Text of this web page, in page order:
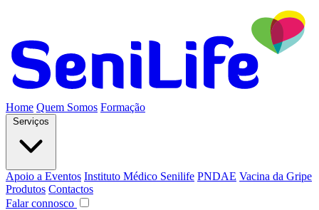
Home Quem Somos Formação
Serviços
Apoio a Eventos Instituto Médico Senilife PNDAE Vacina da Gripe
Produtos Contactos
Falar connosco